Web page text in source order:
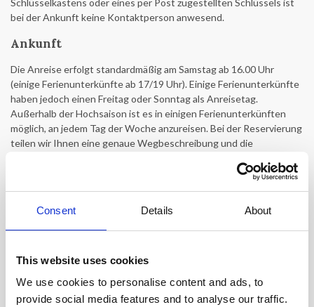
Consent Details About
This website uses cookies
We use cookies to personalise content and ads, to
provide social media features and to analyse our traffic.
Schlüsselkastens oder eines per Post zugestellten Schlüssels ist
bei der Ankunft keine Kontaktperson anwesend.
Ankunft
Die Anreise erfolgt standardmäßig am Samstag ab 16.00 Uhr
(einige Ferienunterkünfte ab 17/19 Uhr). Einige Ferienunterkünfte
haben jedoch einen Freitag oder Sonntag als Anreisetag.
Außerhalb der Hochsaison ist es in einigen Ferienunterkünften
möglich, an jedem Tag der Woche anzureisen. Bei der Reservierung
teilen wir Ihnen eine genaue Wegbeschreibung und die
Ankunft am
die voraussichtliche Ankunftszeit später als 20:00 Uhr ist,
informieren Sie Provacances bitte so schnell wie möglich und
oder Schlüsselübergeber benachrichtigen werden. Die
den Hausbesitzer oder Schlüsselübergeber bestätigt werden. Bei
Verspätung müssen Sie den Hausbesitzer oder